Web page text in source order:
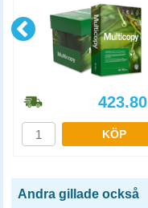
423.80
KÖP
Andra gillade också